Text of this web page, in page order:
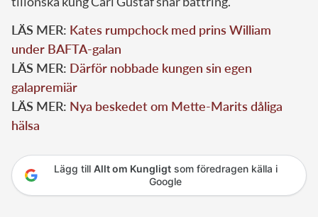
LÄS MER: Kates rumpchock med prins William
under BAFTA-galan
LÄS MER: Därför nobbade kungen sin egen
galapremiär
LÄS MER: Nya beskedet om Mette-Marits dåliga
hälsa
Lägg till Allt om Kungligtsom föredragen källa i
Google